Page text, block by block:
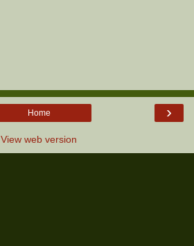
›
Home
View web version